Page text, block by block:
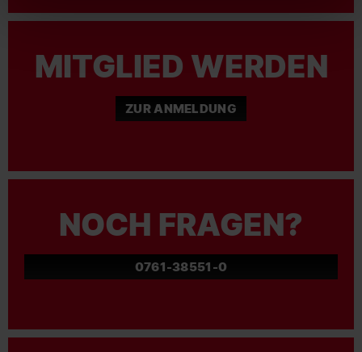
MITGLIED WERDEN
ZUR ANMELDUNG
NOCH FRAGEN?
0761-38551-0